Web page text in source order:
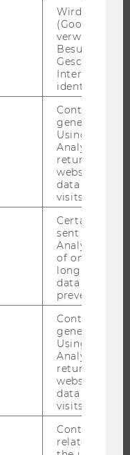
Wird von
(Google Tag
verwendet,
Besucher
Geschlecht
Interessen zu
identifizieren.
Contains a
generated
Using this
Analytics can
returning
website and
data from
visits.
Certain data
sent to
Analytics a
of once per
long as it is
data
prevented.
Contains a
generated
Using this
Analytics can
returning
website and
data from
visits.
Contains
related